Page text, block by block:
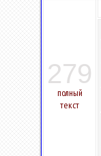
279
полный
текст